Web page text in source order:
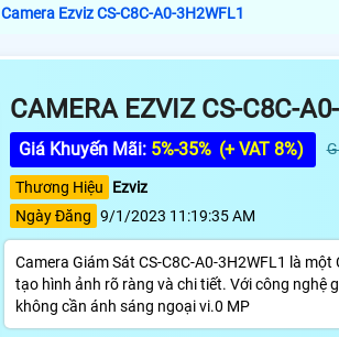
Camera Ezviz CS-C8C-A0-3H2WFL1
CAMERA EZVIZ CS-C8C-
Giá Khuyến Mãi: 5%-35% (+ VAT 8%)
Thương Hiệu
Ezviz
Ngày Đăng 9/1/2023 11:19:35 AM
Camera Giám Sát CS-C8C-A0-3H2WFL1 là
tạo hình ảnh rõ ràng và chi tiết. Với công nghệ
không cần ánh sáng ngoại vi.0 MP